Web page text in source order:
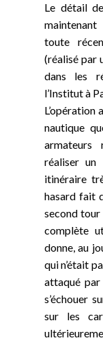
Le détail
toute
(réalisé par
dans les
l’Institut à
nautique
armateurs
réaliser
itinéraire
hasard fait
second
complète
donne, au
qui n’était
attaqué
s’échouer
sur les